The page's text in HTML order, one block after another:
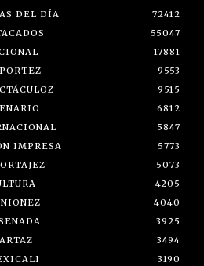
DEL DÍA
72412
55047
17881
9553
9515
6812
5847
IMPRESA
5773
5073
4205
4040
3925
3494
3190